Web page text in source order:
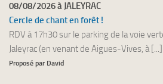
08/08/2026 à JALEYRAC
Cercle de chant en forêt !
RDV à 17h30 sur le parking de la voie
Jaleyrac (en venant de Aigues-Vives, à [...]
Proposé par David